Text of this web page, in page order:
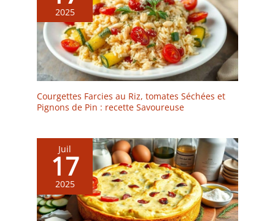
2025
Courgettes Farcies au Riz, tomates Séchées et
Pignons de Pin : recette Savoureuse
Juil
17
2025